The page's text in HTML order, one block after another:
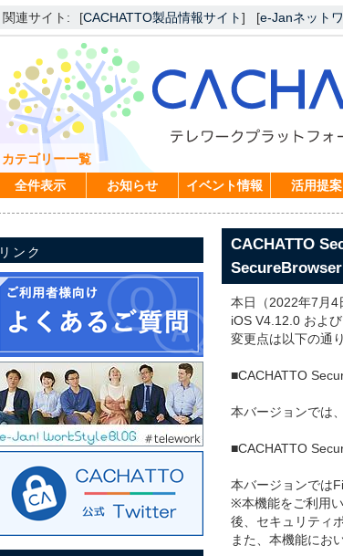
関連サイト: [CACHATTO製品情報サイト] [e-Janネット
カテゴリー一覧
全件表示
お知らせ イベント情報 活用提案
CACHATTO
本日（2022年7月4
iOS V4.12.0 およ
変更点は以下の通
■CACHATTO
本バージョンでは
■CACHATTO
本バージョンでは
※本機能をご利用
後、セキュリティ
また、本機能にお
リンク